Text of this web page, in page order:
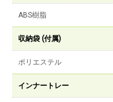
ABS樹脂
収納袋 (付属)
ポリエステル
インナートレー